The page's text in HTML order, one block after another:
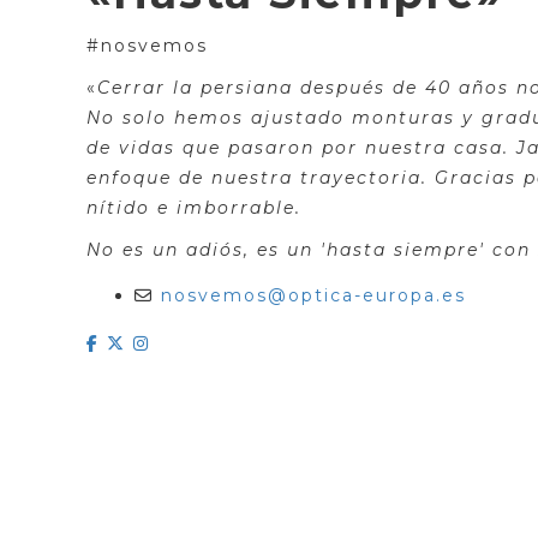
#nosvemos
« Cerrar la persiana después de 40 años
No solo hemos ajustado monturas y
de vidas que pasaron por nuestra casa.
enfoque de nuestra trayectoria. Gracias
nítido e imborrable.
No es un adiós, es un 'hasta siempre'
nosvemos@optica-europa.es